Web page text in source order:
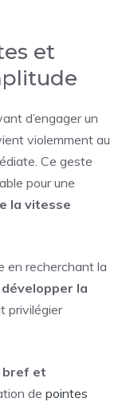
et
d’engager un
violemment au
Ce geste
pour une
la vitesse
en recherchant la
développer la
privilégier
bref et
de pointes